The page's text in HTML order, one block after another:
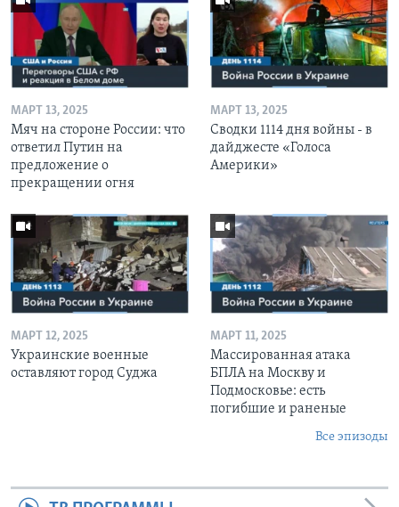
МАРТ 13, 2025
Мяч на стороне России: что
ответил Путин на
предложение о
прекращении огня
МАРТ 13, 2025
Сводки 1114 дня войны - в
дайджесте «Голоса
Америки»
МАРТ 12, 2025
Украинские военные
оставляют город Суджа
МАРТ 11, 2025
Массированная атака
БПЛА на Москву и
Подмосковье: есть
погибшие и раненые
Все эпизоды